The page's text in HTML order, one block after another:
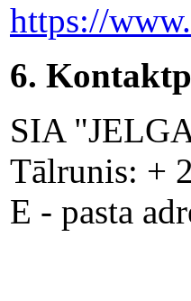
https://
6.
SIA
Tālrunis: +
E - pasta